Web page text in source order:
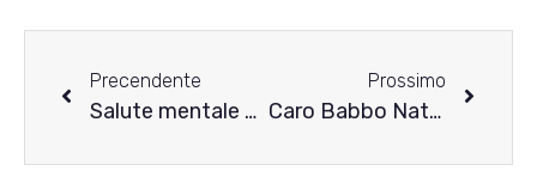
Precendente
Salute mentale globale: dati, emergenza e una chiamata all’azione
Prossimo
Caro Babbo Natale… desidero speranza